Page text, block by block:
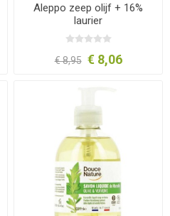
Aleppo zeep olijf + 16%
laurier
€ 8,95 € 8,06